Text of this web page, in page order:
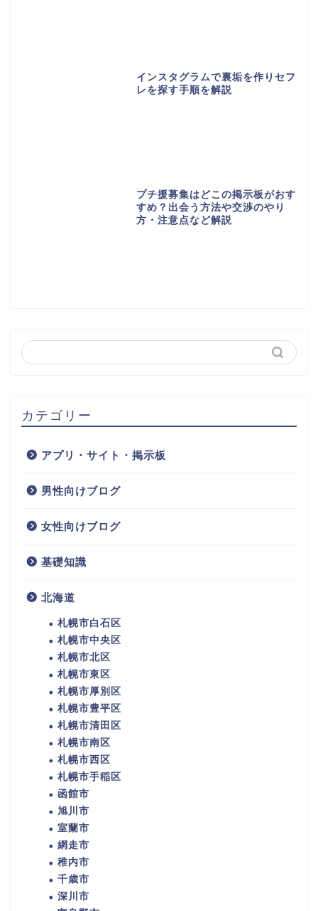
インスタグラムで裏垢を作りセフ
レを探す手順を解説
プチ援募集はどこの掲示板がおす
すめ？出会う方法や交渉のやり
方・注意点など解説
カテゴリー
アプリ・サイト・掲示板
男性向けブログ
女性向けブログ
基礎知識
北海道
札幌市白石区
札幌市中央区
札幌市北区
札幌市東区
札幌市厚別区
札幌市豊平区
札幌市清田区
札幌市南区
札幌市西区
札幌市手稲区
函館市
旭川市
室蘭市
網走市
稚内市
千歳市
深川市